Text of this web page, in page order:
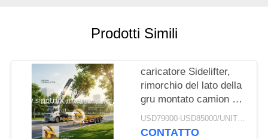
POLITICA
SULLA
PRIVACY
Prodotti Simili
caricatore Sidelifter,
rimorchio del lato della
gru montato camion di
20ft 40ft dei semi di
caricamento di auto del
USD79000-USD85000/UNIT)negotiation MOQ:1 UNITÀ
CONTATTO